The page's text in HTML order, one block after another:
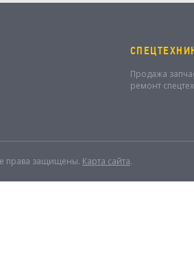
Продажа
ремонт
права защищены. Карта сайта.